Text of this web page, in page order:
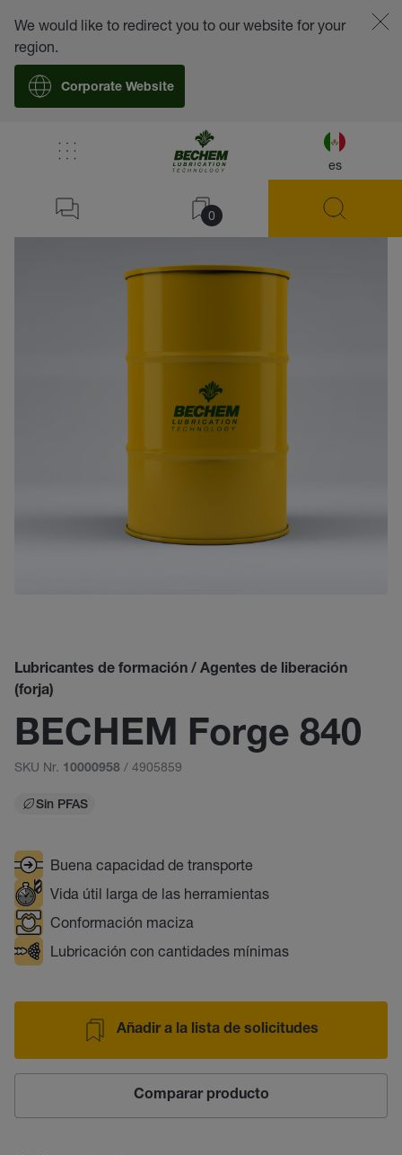
es
0
We would like to redirect you to our website for your
region.
Corporate Website
Lubricantes de formación / Agentes de liberación
(forja)
BECHEM Forge 840
SKU Nr. 10000958 / 4905859
Sin PFAS
Buena capacidad de transporte
Vida útil larga de las herramientas
Conformación maciza
Lubricación con cantidades mínimas
Añadir a la lista de solicitudes
Comparar producto